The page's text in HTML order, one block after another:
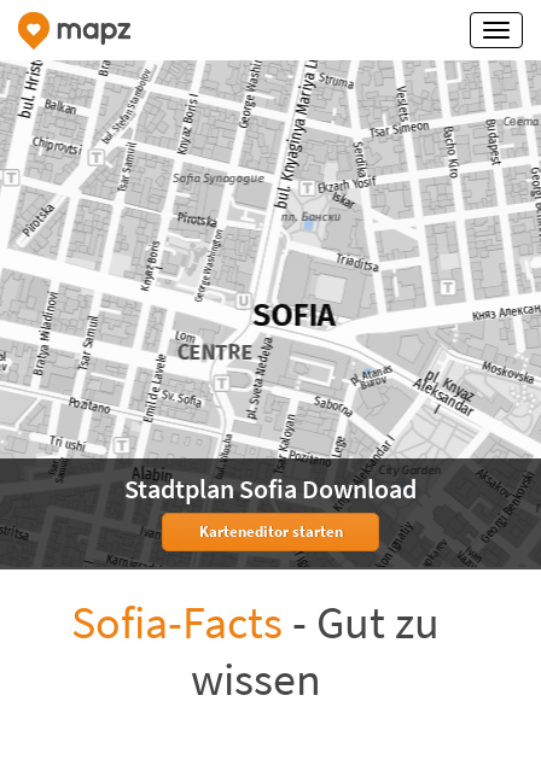
Stadtplan Sofia Download
Karteneditor starten
Sofia-Facts - Gut zu
wissen